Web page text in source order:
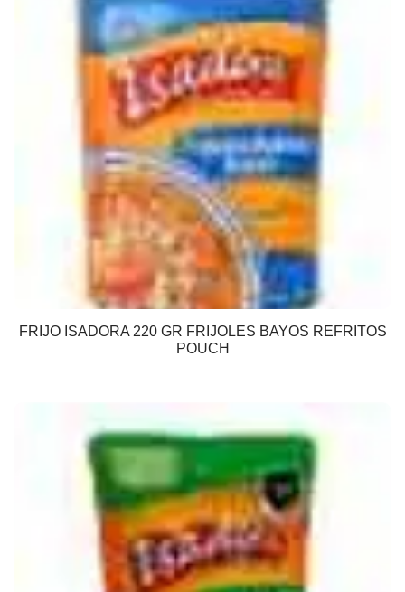
FRIJO ISADORA 220 GR FRIJOLES BAYOS REFRITOS
POUCH